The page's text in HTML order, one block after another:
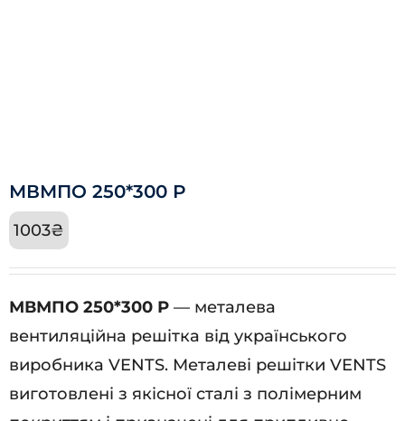
МВМПО 250*300 Р
1003₴
МВМПО 250*300 Р — металева
вентиляційна решітка від українського
виробника VENTS. Металеві решітки VENTS
виготовлені з якісної сталі з полімерним